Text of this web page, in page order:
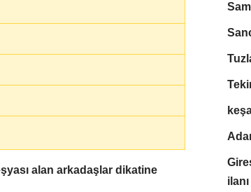
alan arkadaşlar dikatine
ilanı